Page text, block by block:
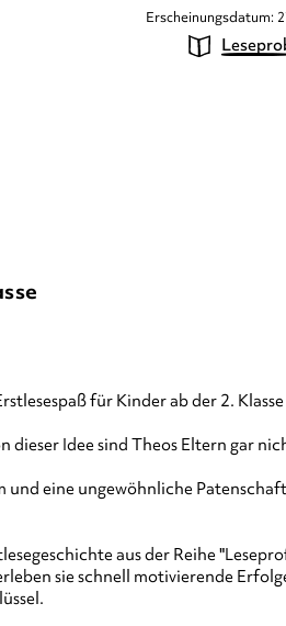
Erscheinungsdatum:
für Kinder ab der 2. Klasse
Idee sind Theos Eltern gar
und eine ungewöhnliche
aus der Reihe
sie schnell motivierende